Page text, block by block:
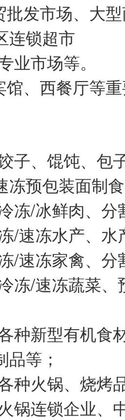
批发市场、大
连锁超市
业市场等。
馆、西餐厅等
子、馄饨、包
冻预包装面制
冻/冰鲜肉、
/速冻水产、
/速冻家禽、
冻/速冻蔬菜
种新型有机食
等；
种火锅、烧烤
锅连锁企业、